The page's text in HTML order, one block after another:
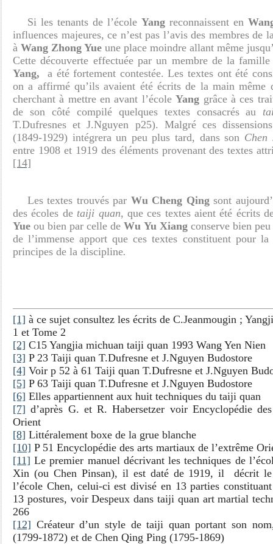
Si les tenants de l’école Yang reconnaissent en
influences majeures, ce n’est pas l’avis des membres de
à Wang Zhong Yue une place moindre allant même
Cette découverte effectuée par un membre de la
Yang, a été fortement contestée. Les textes ont été
on a affirmé qu’ils avaient été écrits de la main même
cherchant à mettre en avant l’écoleYang grâce à ces
de son côté compilé quelques textes consacrés au
T.Dufresnes et J.Nguyen p25). Malgré ces
(1849-1929) intégrera un peu plus tard, dans son Chen
entre 1908 et 1919 des éléments provenant des textes
[14]
Les textes trouvés par Wu Cheng Qingsont
des écoles de taiji quan, que ces textes aient été écrits
Yue ou bien par celle deWu Yu Xiangconserve bien peu
de l’immense apport que ces textes constituent pour la
principes de la discipline.
[1] à ce sujet consultez les écrits de C.Jeanmougin ;
1 et Tome 2
[2] C15 Yangjia michuan taiji quan 1993 Wang Yen Nien
[3] P 23 Taiji quan T.Dufresne et J.Nguyen Budostore
[4] Voir p 52 à 61 Taiji quan T.Dufresne et J.Nguyen
[5] P 63 Taiji quan T.Dufresne et J.Nguyen Budostore
[6] Elles appartiennent aux huit techniques du taiji quan
[7] d’après G. et R. Habersetzer voir Encyclopédie
Orient
[8] Littéralement boxe de la grue blanche
[10] P 51 Encyclopédie des arts martiaux de l’extrême
[11] Le premier manuel décrivant les techniques de
Xin (ou Chen Pinsan), il est daté de 1919, il décrit le
l’école Chen, celui-ci est divisé en 13 parties
13 postures, voir Despeux dans taiji quan art martial
266
[12] Créateur d’un style de taiji quan portant son
(1799-1872) et de Chen Qing Ping (1795-1869)